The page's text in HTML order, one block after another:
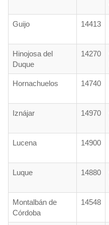
Guijo 14413
Hinojosa del
Duque
14270
Hornachuelos 14740
Iznájar 14970
Lucena 14900
Luque 14880
Montalbán de
Córdoba
14548